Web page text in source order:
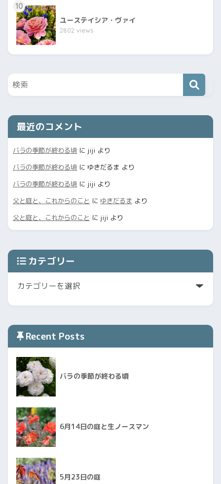
10
ユーステイシア・ヴァイ
2802 views
最近のコメント
バラの季節が終わる頃 に jiji より
バラの季節が終わる頃 に ゆきだるま より
バラの季節が終わる頃 に jiji より
父と庭と、これからのこと に ゆきだるま より
父と庭と、これからのこと に jiji より
カテゴリー
Recent Posts
バラの季節が終わる頃
6月14日の庭と生ノースマン
5月23日の庭